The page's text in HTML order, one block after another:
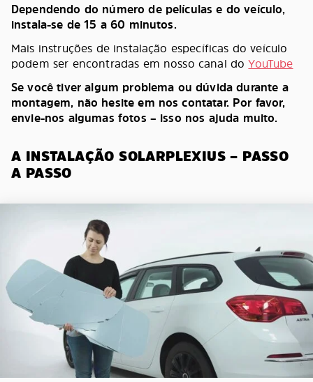
Dependendo do número de películas e do veículo,
instala-se de 15 a 60 minutos.
Mais instruções de instalação específicas do veículo
podem ser encontradas em nosso canal doYouTube
Se você tiver algum problema ou dúvida durante a
montagem, não hesite em nos contatar. Por favor,
envie-nos algumas fotos – isso nos ajuda muito.
A INSTALAÇÃO SOLARPLEXIUS – PASSO
A PASSO